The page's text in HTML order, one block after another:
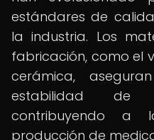
estándares de
la industria. Los
fabricación, como el
cerámica,
estabilidad de
contribuyendo a
producción de